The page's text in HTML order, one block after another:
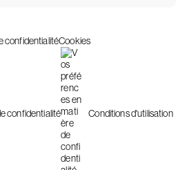
confidentialitéCookies
confidentialité Conditions d'utilisation